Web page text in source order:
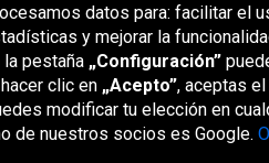
Česká
republika
Deutschland Éire
datos para: facilitar el
y mejorar la
la pestaña „Configuración”
clic en „Acepto”, aceptas
modificar tu elección en
de nuestros socios es Google.